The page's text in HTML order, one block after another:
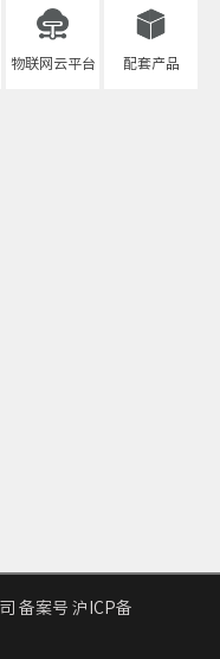
物联网云平台 配套产品
备案号 沪ICP备